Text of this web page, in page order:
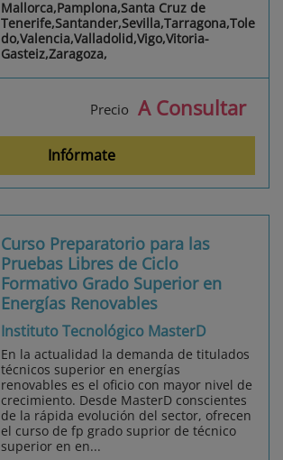
Mallorca,Pamplona,Santa Cruz de
Tenerife,Santander,Sevilla,Tarragona,Tole
do,Valencia,Valladolid,Vigo,Vitoria-
Gasteiz,Zaragoza,
Precio A Consultar
Infórmate
Curso Preparatorio para las
Pruebas Libres de Ciclo
Formativo Grado Superior en
Energías Renovables
Instituto Tecnológico MasterD
En la actualidad la demanda de titulados
técnicos superior en energías
renovables es el oficio con mayor nivel de
crecimiento. Desde MasterD conscientes
de la rápida evolución del sector, ofrecen
el curso de fp grado suprior de técnico
superior en en...